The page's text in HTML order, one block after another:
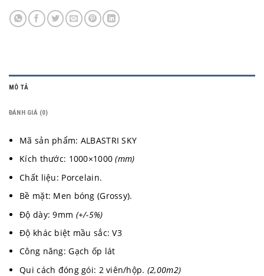
MÔ TẢ
ĐÁNH GIÁ (0)
Mã sản phẩm: ALBASTRI SKY
Kích thước: 1000×1000(mm)
Chất liệu: Porcelain.
Bề mặt: Men bóng (Grossy).
Độ dày: 9mm (+/-5%)
Độ khác biệt mầu sắc: V3
Công năng: Gạch ốp lát
Qui cách đóng gói: 2 viên/hộp. (2,00m2)